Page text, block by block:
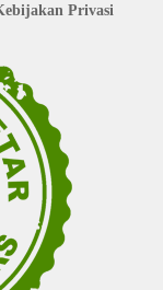
Privasi